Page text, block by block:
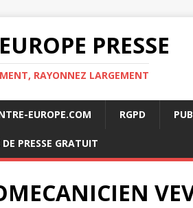
PRESSE
RAYONNEZ LARGEMENT
EUROPE.COM RGPD
PRESSE GRATUIT